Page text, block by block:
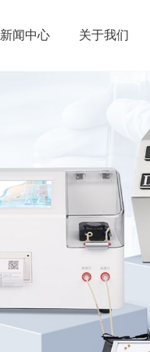
新闻中心 关于我们